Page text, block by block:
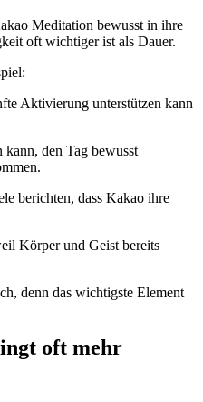
Meditation bewusst in ihre
oft wichtiger ist als Dauer.
Aktivierung unterstützen kann
den Tag bewusst
berichten, dass Kakao ihre
Körper und Geist bereits
denn das wichtigste Element
oft mehr